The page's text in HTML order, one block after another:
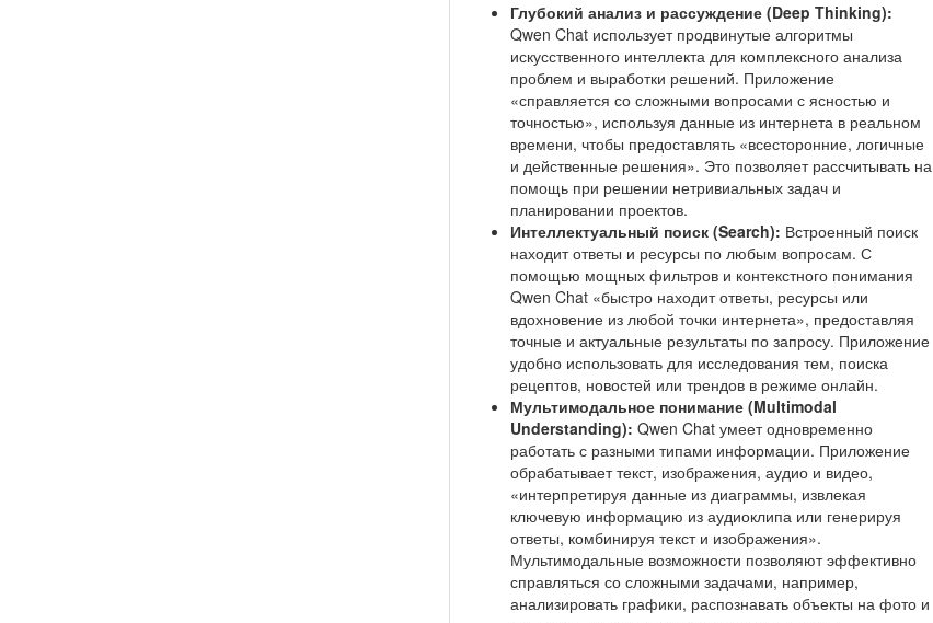
Глубокий анализ и рассуждение (Deep Thinking):
Qwen Chat использует продвинутые алгоритмы
искусственного интеллекта для комплексного анализа
проблем и выработки решений. Приложение
«справляется со сложными вопросами с ясностью и
точностью», используя данные из интернета в реальном
времени, чтобы предоставлять «всесторонние, логичные
и действенные решения». Это позволяет рассчитывать на
помощь при решении нетривиальных задач и
планировании проектов.
Интеллектуальный поиск (Search): Встроенный поиск
находит ответы и ресурсы по любым вопросам. С
помощью мощных фильтров и контекстного понимания
Qwen Chat «быстро находит ответы, ресурсы или
вдохновение из любой точки интернета», предоставляя
точные и актуальные результаты по запросу. Приложение
удобно использовать для исследования тем, поиска
рецептов, новостей или трендов в режиме онлайн.
Мультимодальное понимание (Multimodal
Understanding): Qwen Chat умеет одновременно
работать с разными типами информации. Приложение
обрабатывает текст, изображения, аудио и видео,
«интерпретируя данные из диаграммы, извлекая
ключевую информацию из аудиоклипа или генерируя
ответы, комбинируя текст и изображения».
Мультимодальные возможности позволяют эффективно
справляться со сложными задачами, например,
анализировать графики, распознавать объекты на фото и